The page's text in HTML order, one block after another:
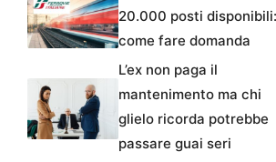
20.000 posti disponibili:
come fare domanda
L’ex non paga il
mantenimento ma chi
glielo ricorda potrebbe
passare guai seri